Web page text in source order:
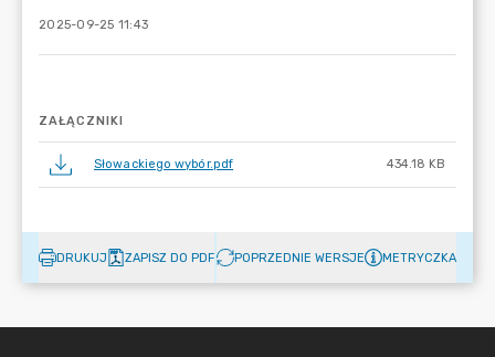
2025-09-25 11:43
ZAŁĄCZNIKI
Słowackiego wybór.pdf 434.18 KB
DRUKUJ ZAPISZ DO PDF POPRZEDNIE WERSJE METRYCZKA